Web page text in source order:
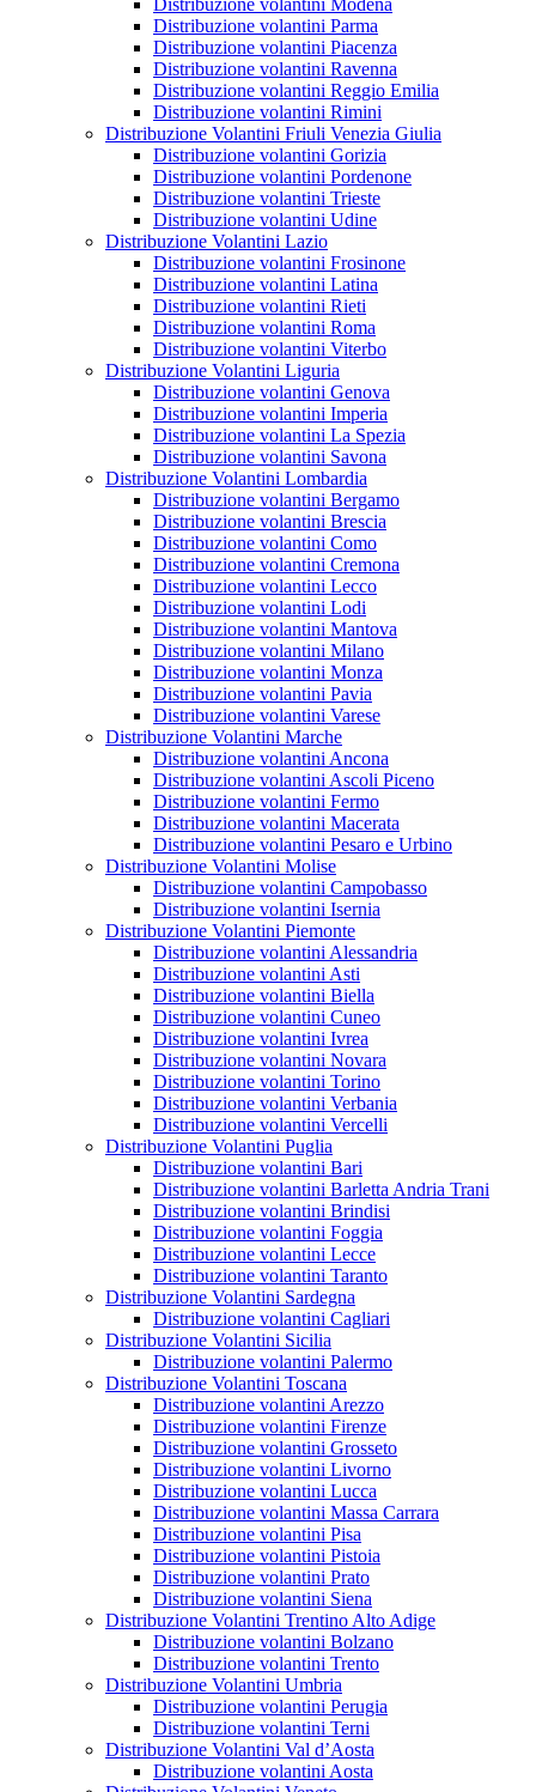
Distribuzione volantini Modena
Distribuzione volantini Parma
Distribuzione volantini Piacenza
Distribuzione volantini Ravenna
Distribuzione volantini Reggio Emilia
Distribuzione volantini Rimini
Distribuzione Volantini Friuli Venezia Giulia
Distribuzione volantini Gorizia
Distribuzione volantini Pordenone
Distribuzione volantini Trieste
Distribuzione volantini Udine
Distribuzione Volantini Lazio
Distribuzione volantini Frosinone
Distribuzione volantini Latina
Distribuzione volantini Rieti
Distribuzione volantini Roma
Distribuzione volantini Viterbo
Distribuzione Volantini Liguria
Distribuzione volantini Genova
Distribuzione volantini Imperia
Distribuzione volantini La Spezia
Distribuzione volantini Savona
Distribuzione Volantini Lombardia
Distribuzione volantini Bergamo
Distribuzione volantini Brescia
Distribuzione volantini Como
Distribuzione volantini Cremona
Distribuzione volantini Lecco
Distribuzione volantini Lodi
Distribuzione volantini Mantova
Distribuzione volantini Milano
Distribuzione volantini Monza
Distribuzione volantini Pavia
Distribuzione volantini Varese
Distribuzione Volantini Marche
Distribuzione volantini Ancona
Distribuzione volantini Ascoli Piceno
Distribuzione volantini Fermo
Distribuzione volantini Macerata
Distribuzione volantini Pesaro e Urbino
Distribuzione Volantini Molise
Distribuzione volantini Campobasso
Distribuzione volantini Isernia
Distribuzione Volantini Piemonte
Distribuzione volantini Alessandria
Distribuzione volantini Asti
Distribuzione volantini Biella
Distribuzione volantini Cuneo
Distribuzione volantini Ivrea
Distribuzione volantini Novara
Distribuzione volantini Torino
Distribuzione volantini Verbania
Distribuzione volantini Vercelli
Distribuzione Volantini Puglia
Distribuzione volantini Bari
Distribuzione volantini Barletta Andria Trani
Distribuzione volantini Brindisi
Distribuzione volantini Foggia
Distribuzione volantini Lecce
Distribuzione volantini Taranto
Distribuzione Volantini Sardegna
Distribuzione volantini Cagliari
Distribuzione Volantini Sicilia
Distribuzione volantini Palermo
Distribuzione Volantini Toscana
Distribuzione volantini Arezzo
Distribuzione volantini Firenze
Distribuzione volantini Grosseto
Distribuzione volantini Livorno
Distribuzione volantini Lucca
Distribuzione volantini Massa Carrara
Distribuzione volantini Pisa
Distribuzione volantini Pistoia
Distribuzione volantini Prato
Distribuzione volantini Siena
Distribuzione Volantini Trentino Alto Adige
Distribuzione volantini Bolzano
Distribuzione volantini Trento
Distribuzione Volantini Umbria
Distribuzione volantini Perugia
Distribuzione volantini Terni
Distribuzione Volantini Val d’Aosta
Distribuzione volantini Aosta